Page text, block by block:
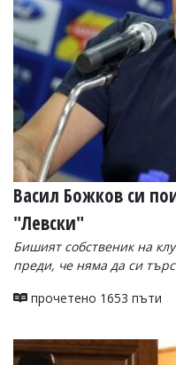
Васил Божков си
"Левски"
Бишият собственик на
преди, че няма да си
прочетено 1653 пъти